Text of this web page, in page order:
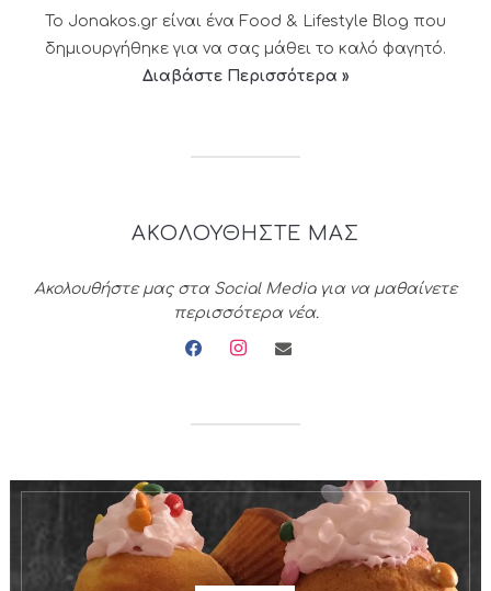
Το Jonakos.gr είναι ένα Food & Lifestyle Blog που
δημιουργήθηκε για να σας μάθει το καλό φαγητό.
Διαβάστε Περισσότερα »
ΑΚΟΛΟΥΘΗΣΤΕ ΜΑΣ
Ακολουθήστε μας στα Social Media για να μαθαίνετε
περισσότερα νέα.
facebookinstagramenvelope